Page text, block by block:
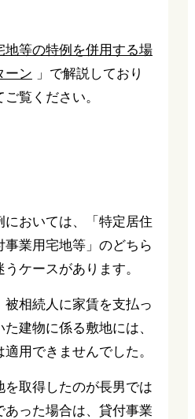
地等の特例を併用する場
ーン 」で解説しており
覧ください。
おいては、「特定居住
事業用宅地等」のどちら
ケースがあります。
相続人に家賃を支払っ
建物に係る敷地には、
用できませんでした。
を取得したのが長男では
あった場合は、貸付事業